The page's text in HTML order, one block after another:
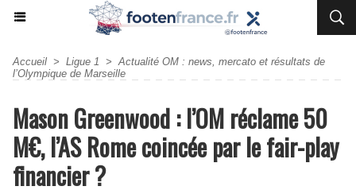
Accueil > Ligue 1 > Actualité OM : news, mercato et résultats de
l’Olympique de Marseille
Mason Greenwood : l’OM réclame 50
M€, l’AS Rome coincée par le fair-play
financier ?